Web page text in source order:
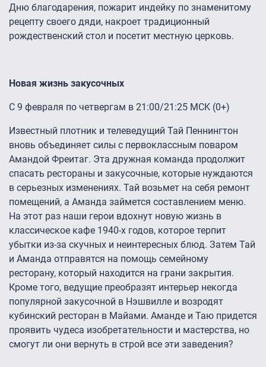
Дню благодарения, пожарит индейку по знаменитому
рецепту своего дяди, накроет традиционный
рождественский стол и посетит местную церковь.
Новая жизнь закусочных
С 9 февраля по четвергам в 21:00/21:25 MCK (0+)
Известный плотник и телеведущий Тай Пеннингтон
вновь объединяет силы с первоклассным поваром
Амандой Фреитаг. Эта дружная команда продолжит
спасать рестораны и закусочные, которые нуждаются
в серьезных изменениях. Тай возьмет на себя ремонт
помещений, а Аманда займется составлением меню.
На этот раз наши герои вдохнут новую жизнь в
классическое кафе 1940-х годов, которое терпит
убытки из-за скучных и неинтересных блюд. Затем Тай
и Аманда отправятся на помощь семейному
ресторану, который находится на грани закрытия.
Кроме того, ведущие преобразят интерьер некогда
популярной закусочной в Нэшвилле и возродят
кубинский ресторан в Майами. Аманде и Таю придется
проявить чудеса изобретательности и мастерства, но
смогут ли они вернуть в строй все эти заведения?